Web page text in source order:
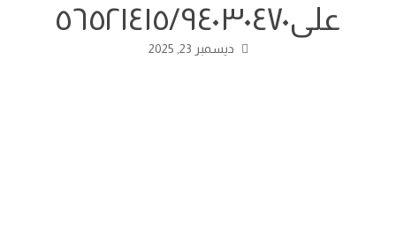
على٥٦٥٢١٤١٥/٩٤٠٣٠٤٧٠
ديسمبر 23, 2025